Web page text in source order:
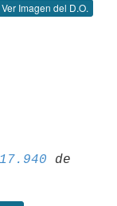
Ver Imagen del D.O.
de